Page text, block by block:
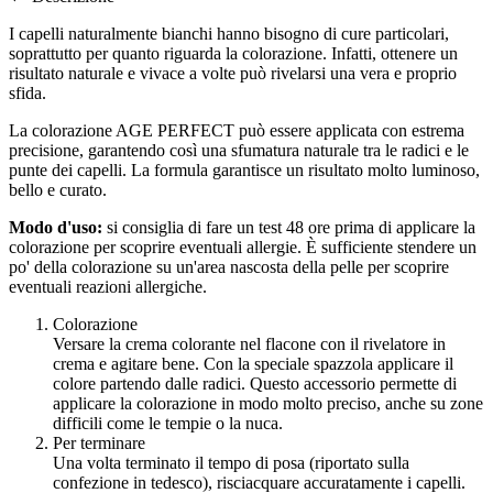
I capelli naturalmente bianchi hanno bisogno di cure particolari,
soprattutto per quanto riguarda la colorazione. Infatti, ottenere un
risultato naturale e vivace a volte può rivelarsi una vera e proprio
sfida.
La colorazione AGE PERFECT può essere applicata con estrema
precisione, garantendo così una sfumatura naturale tra le radici e le
punte dei capelli. La formula garantisce un risultato molto luminoso,
bello e curato.
Modo d'uso: si consiglia di fare un test 48 ore prima di applicare la
colorazione per scoprire eventuali allergie. È sufficiente stendere un
po' della colorazione su un'area nascosta della pelle per scoprire
eventuali reazioni allergiche.
Colorazione
Versare la crema colorante nel flacone con il rivelatore in
crema e agitare bene. Con la speciale spazzola applicare il
colore partendo dalle radici. Questo accessorio permette di
applicare la colorazione in modo molto preciso, anche su zone
difficili come le tempie o la nuca.
Per terminare
Una volta terminato il tempo di posa (riportato sulla
confezione in tedesco), risciacquare accuratamente i capelli.